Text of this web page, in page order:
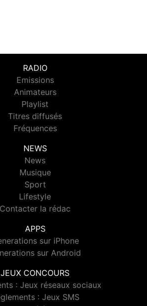
RADIO
Emissions
Animateurs
Playlist
Titres diffusés
Fréquences
NEWS
News
Musique
Sport
Lifestyle
Contacter la rédac
APPS
sur iPhone
sur Android
JEUX CONCOURS
: Jeux réseaux sociaux
: Jeux SMS